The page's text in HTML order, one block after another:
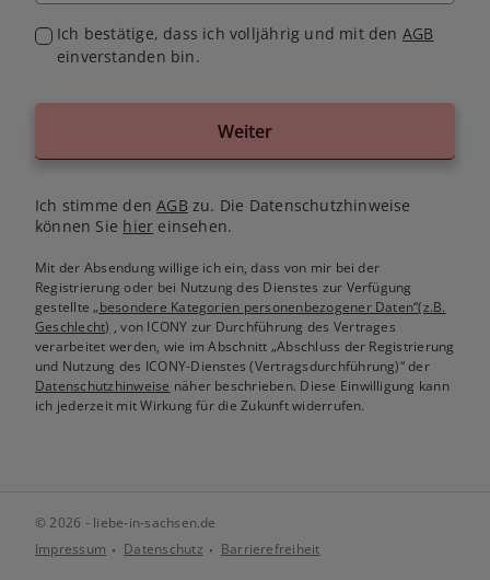
Ich bestätige, dass ich volljährig und mit den AGB
einverstanden bin.
Weiter
Ich stimme denAGB zu. Die Datenschutzhinweise
können Sie hier einsehen.
Mit der Absendung willige ich ein, dass von mir bei der
Registrierung oder bei Nutzung des Dienstes zur Verfügung
gestellte„besondere Kategorien personenbezogener Daten“(z.B.
Geschlecht) , von ICONY zur Durchführung des Vertrages
verarbeitet werden, wie im Abschnitt „Abschluss der Registrierung
und Nutzung des ICONY-Dienstes (Vertragsdurchführung)“ der
Datenschutzhinweise näher beschrieben. Diese Einwilligung kann
ich jederzeit mit Wirkung für die Zukunft widerrufen.
© 2026 - liebe-in-sachsen.de
Impressum
Datenschutz Barrierefreiheit